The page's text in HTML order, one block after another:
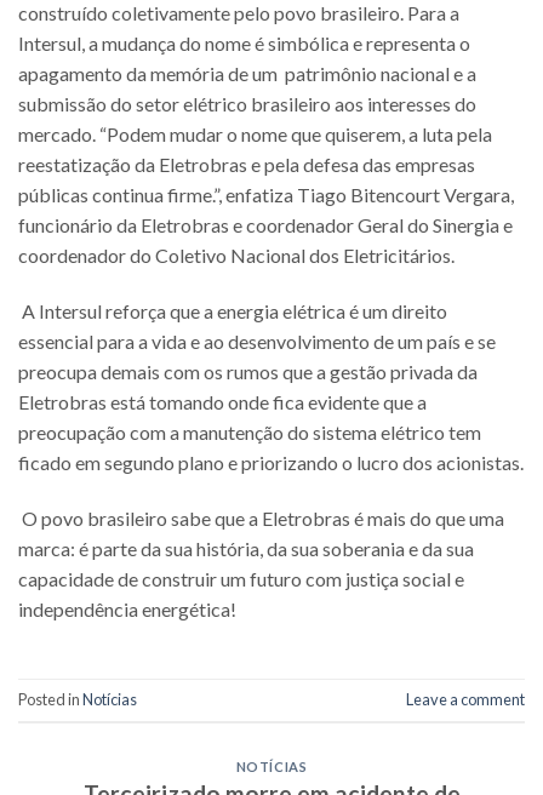
construído coletivamente pelo povo brasileiro. Para a
Intersul, a mudança do nome é simbólica e representa o
apagamento da memória de um patrimônio nacional e a
submissão do setor elétrico brasileiro aos interesses do
mercado. “Podem mudar o nome que quiserem, a luta pela
reestatização da Eletrobras e pela defesa das empresas
públicas continua firme.”, enfatiza Tiago Bitencourt Vergara,
funcionário da Eletrobras e coordenador Geral do Sinergia e
coordenador do Coletivo Nacional dos Eletricitários.
A Intersul reforça que a energia elétrica é um direito
essencial para a vida e ao desenvolvimento de um país e se
preocupa demais com os rumos que a gestão privada da
Eletrobras está tomando onde fica evidente que a
preocupação com a manutenção do sistema elétrico tem
ficado em segundo plano e priorizando o lucro dos acionistas.
O povo brasileiro sabe que a Eletrobras é mais do que uma
marca: é parte da sua história, da sua soberania e da sua
capacidade de construir um futuro com justiça social e
independência energética!
Posted inNotícias Leave a comment
NOTÍCIAS